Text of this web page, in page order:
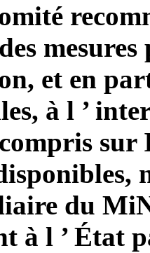
et en
à l ’
sur
du
à l ’ État